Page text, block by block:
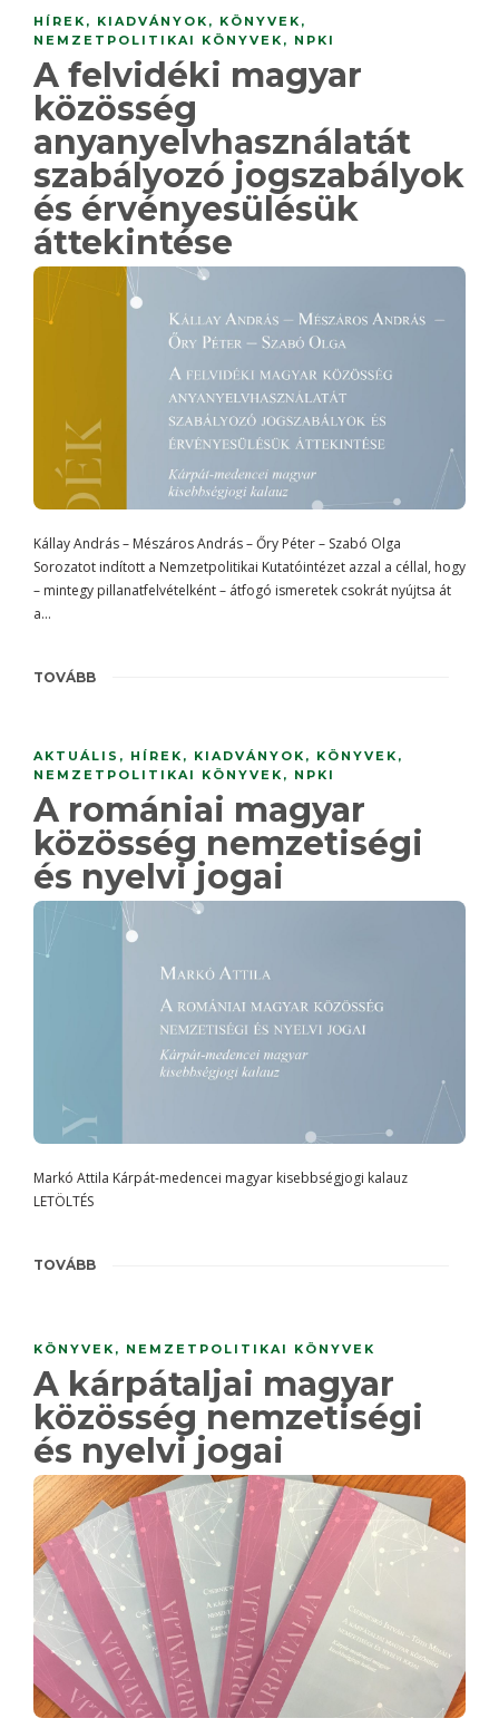
HÍREK , KIADVÁNYOK , KÖNYVEK ,
NEMZETPOLITIKAI KÖNYVEK , NPKI
A felvidéki magyar
közösség
anyanyelvhasználatát
szabályozó jogszabályok
és érvényesülésük
áttekintése
Kállay András – Mészáros András – Őry Péter – Szabó Olga
Sorozatot indított a Nemzetpolitikai Kutatóintézet azzal a céllal, hogy
– mintegy pillanatfelvételként – átfogó ismeretek csokrát nyújtsa át
a…
TOVÁBB
AKTUÁLIS , HÍREK , KIADVÁNYOK , KÖNYVEK ,
NEMZETPOLITIKAI KÖNYVEK , NPKI
A romániai magyar
közösség nemzetiségi
és nyelvi jogai
Markó Attila Kárpát-medencei magyar kisebbségjogi kalauz
LETÖLTÉS
TOVÁBB
KÖNYVEK , NEMZETPOLITIKAI KÖNYVEK
A kárpátaljai magyar
közösség nemzetiségi
és nyelvi jogai